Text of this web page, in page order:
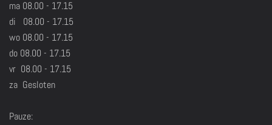
ma 08.00 - 17.15
di 08.00 - 17.15
wo 08.00 - 17.15
do 08.00 - 17.15
vr 08.00 - 17.15
za Gesloten
Pauze: